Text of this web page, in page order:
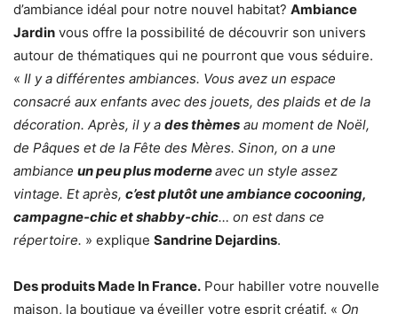
d’ambiance idéal pour notre nouvel habitat? Ambiance
Jardin vous offre la possibilité de découvrir son univers
autour de thématiques qui ne pourront que vous séduire.
« Il y a différentes ambiances. Vous avez un espace
consacré aux enfants avec des jouets, des plaids et de la
décoration. Après, il y a des thèmes au moment de Noël,
de Pâques et de la Fête des Mères. Sinon, on a une
ambiance un peu plus moderneavec un style assez
vintage. Et après, c’est plutôt une ambiance cocooning,
campagne-chic et shabby-chic… on est dans ce
répertoire. » explique Sandrine Dejardins.
Des produits Made In France. Pour habiller votre nouvelle
maison, la boutique va éveiller votre esprit créatif. « On